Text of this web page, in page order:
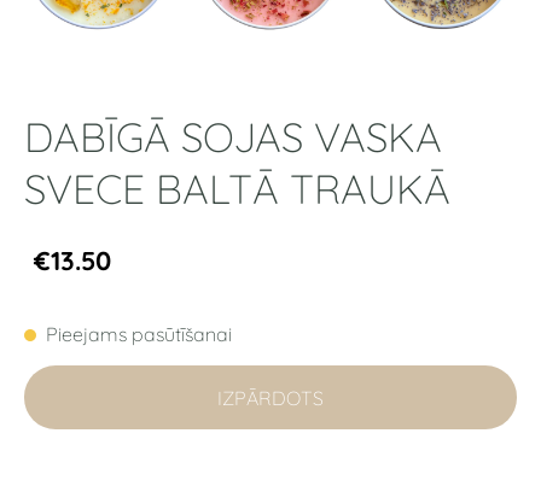
DABĪGĀ SOJAS VASKA
SVECE BALTĀ TRAUKĀ
€13.50
Pieejams pasūtīšanai
IZPĀRDOTS